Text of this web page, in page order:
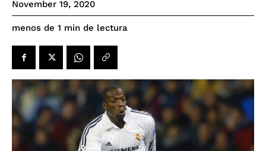
November 19, 2020
menos de 1 min de lectura